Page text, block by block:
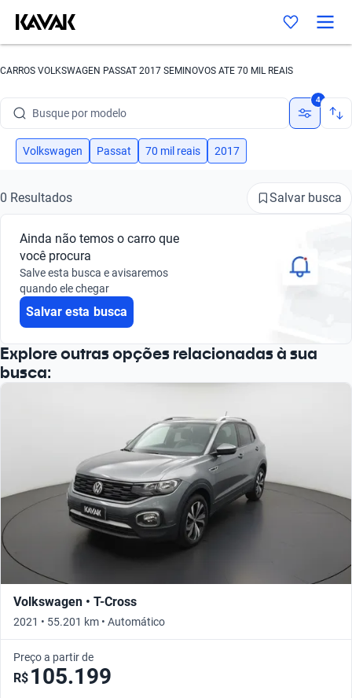
CARROS VOLKSWAGEN PASSAT 2017 SEMINOVOS ATE 70 MIL REAIS
Busque por modelo
Busque por versão
Busque por marca
Busque por modelo
Busque por versão
4
Volkswagen Passat 70 mil reais 2017
0 Resultados Salvar busca
Ainda não temos o carro que
você procura
Salve esta busca e avisaremos
quando ele chegar
Salvar esta busca
Explore outras opções relacionadas à sua
busca:
Volkswagen • T-Cross
2021 • 55.201 km • Automático
Preço a partir de
R$ 105.199